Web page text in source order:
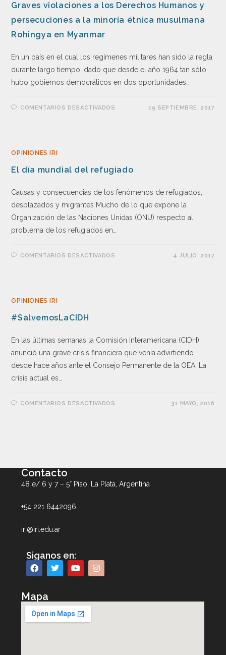
Graves violaciones a los Derechos Humanos y
persecuciones a la minoría étnica musulmana
Rohingya en Myanmar
En un país en el cual los regímenes militares han sido la regla
durante largo tiempo, dado que desde el año 1964 tan sólo
hubo gobiernos democráticos en dos oportunidades…
COMENTARIOS DESACTIVADOS 19 SEPTIEMBRE, 2017
OPINIONES IRI
El día mundial del refugiado
Causas y consecuencias de los fenómenos de refugiados,
desplazados y migrantes Mucho de lo que expone la
Organización de las Naciones Unidas (ONU) respecto al
problema de los refugiados en…
COMENTARIOS DESACTIVADOS 4 JULIO, 2017
OPINIONES IRI
#SalvemosLaCIDH
En las últimas semanas la Comisión Interamericana (CIDH)
anunció una grave crisis financiera que venía advirtiendo
desde hace años ante el Consejo Permanente de la OEA. La
crisis actual es…
COMENTARIOS DESACTIVADOS 31 MAYO, 2016
Contacto
48 e/ 6 y 7 – 5° Piso, La Plata, Argentina
+54 221 6442096
iri@iri.edu.ar
Siganos en:
Mapa